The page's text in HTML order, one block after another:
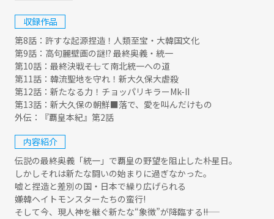
収録作品
第8話：許すな起源捏造！人類至宝・大韓国文化
第9話：高句麗壁画の謎!? 最終奥義・統一
第10話：最終決戦――そして南北統一への道
第11話：韓流聖地を守れ！新大久保大虐殺
第12話：新たなる力！チョッパリキラーMk-II
第13話：新大久保の朝鮮■落で、愛を叫んだけもの
外伝：『覇皇本紀』第2話
内容紹介
伝説の最終奥義「統一」で覇皇の野望を阻止した朴星日。
しかしそれは新たな闘いの始まりに過ぎなかった。
嘘と捏造と差別の国・日本で繰り広げられる
嫌韓ヘイトモンスターたちの蛮行!
そして今、現人神を継ぐ新たな“象徴”が降臨する――!!